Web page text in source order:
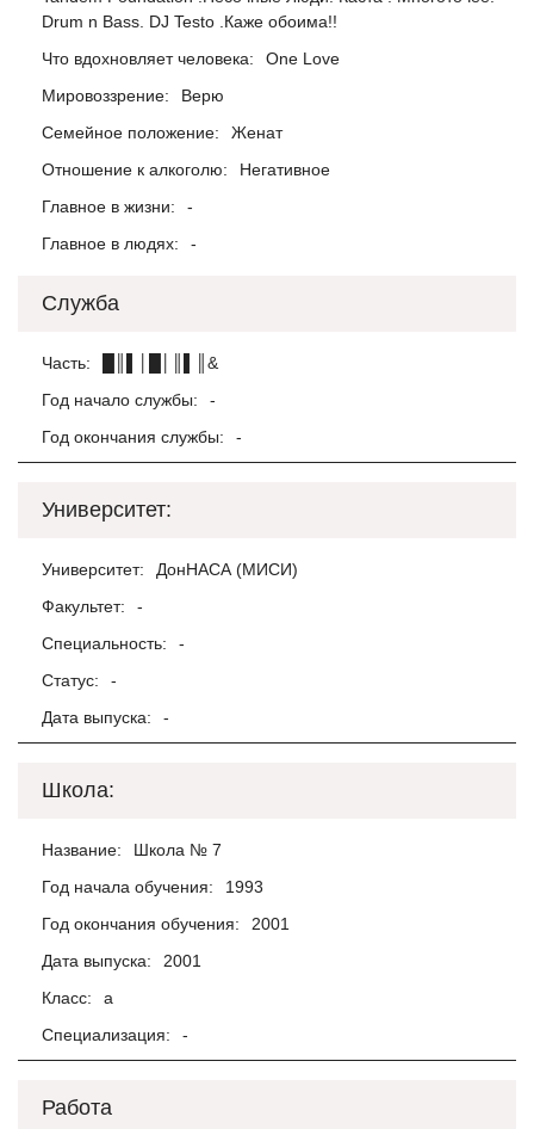
Drum n Bass. DJ Testo .Каже обоима!!
Что вдохновляет человека:
One Love
Мировоззрение:
Верю
Семейное положение:
Женат
Отношение к алкоголю:
Негативное
Главное в жизни:
-
Главное в людях:
-
Служба
Часть:
█║▌│█│║▌║&
Год начало службы:
-
Год окончания службы:
-
Университет:
Университет:
ДонНАСА (МИСИ)
Факультет:
-
Специальность:
-
Статус:
-
Дата выпуска:
-
Школа:
Название:
Школа № 7
Год начала обучения:
1993
Год окончания обучения:
2001
Дата выпуска:
2001
Класс:
а
Специализация:
-
Работа